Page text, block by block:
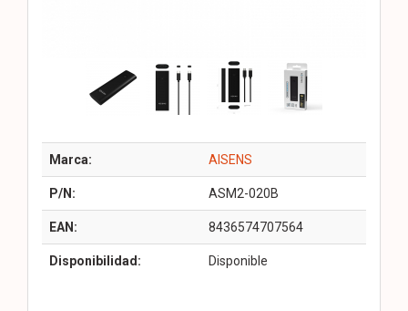
Marca: AISENS
P/N: ASM2-020B
EAN: 8436574707564
Disponibilidad: Disponible